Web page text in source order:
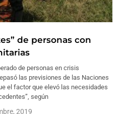
de personas con
de personas en crisis
las previsiones de las Naciones
el factor que elevó las necesidades
según
2019